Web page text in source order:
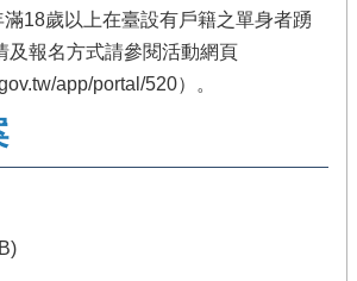
18歲以上在臺設有戶籍之單身者踴
及報名方式請參閱活動網頁
app/portal/520）。